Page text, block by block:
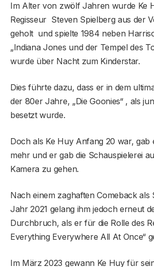
Im Alter von zwölf Jahren wurde Ke
Regisseur Steven Spielberg aus der
geholt und spielte 1984 neben
„Indiana Jones und der Tempel des
wurde über Nacht zum Kinderstar.
Dies führte dazu, dass er in dem
der 80er Jahre, „Die Goonies“ , als
besetzt wurde.
Doch als Ke Huy Anfang 20 war, gab
mehr und er gab die Schauspielerei
Kamera zu gehen.
Nach einem zaghaften Comeback als
Jahr 2021 gelang ihm jedoch erneut
Durchbruch, als er für die Rolle des
Everything Everywhere All At Once“
Im März 2023 gewann Ke Huy für